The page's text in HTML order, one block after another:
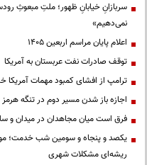
سربازانِ خیابانِ ظهور؛ ملتِ مبعوثِ
نمی‌دهیم»
اعلام پایان مراسم اربعین ۱۴۰۵
توقف صادرات نفت عربستان به آمریکا
ترامپ از افشای کمبود مهمات
اجازه باز شدن مسیر دوم در تنگه هرمز
فرق است میان مجاهدان در میدان و
یکصد و پنجاه و سومین شب خدمت؛
ریشه‌ای مشکلات شهری